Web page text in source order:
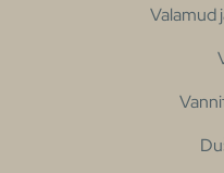
Valamud